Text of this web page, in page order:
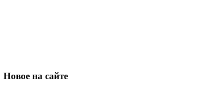
Новое на сайте